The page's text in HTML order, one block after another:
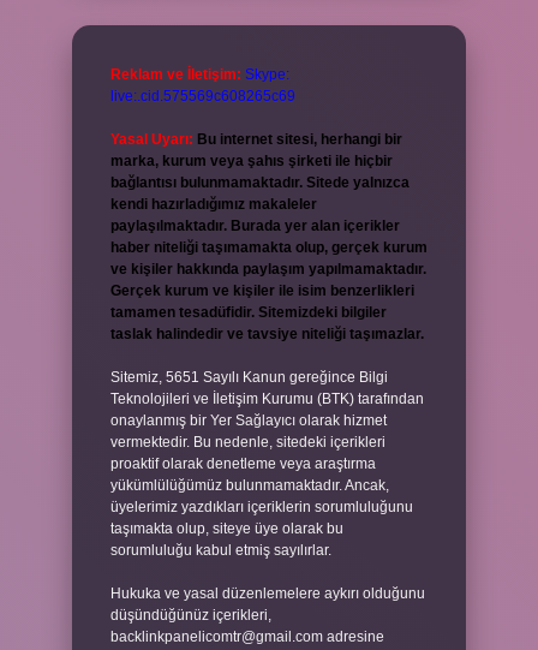
Reklam ve İletişim: Skype:
live:.cid.575569c608265c69
Yasal Uyarı: Bu internet sitesi, herhangi bir
marka, kurum veya şahıs şirketi ile hiçbir
bağlantısı bulunmamaktadır. Sitede yalnızca
kendi hazırladığımız makaleler
paylaşılmaktadır. Burada yer alan içerikler
haber niteliği taşımamakta olup, gerçek kurum
ve kişiler hakkında paylaşım yapılmamaktadır.
Gerçek kurum ve kişiler ile isim benzerlikleri
tamamen tesadüfidir. Sitemizdeki bilgiler
taslak halindedir ve tavsiye niteliği taşımazlar.
Sitemiz, 5651 Sayılı Kanun gereğince Bilgi
Teknolojileri ve İletişim Kurumu (BTK) tarafından
onaylanmış bir Yer Sağlayıcı olarak hizmet
vermektedir. Bu nedenle, sitedeki içerikleri
proaktif olarak denetleme veya araştırma
yükümlülüğümüz bulunmamaktadır. Ancak,
üyelerimiz yazdıkları içeriklerin sorumluluğunu
taşımakta olup, siteye üye olarak bu
sorumluluğu kabul etmiş sayılırlar.
Hukuka ve yasal düzenlemelere aykırı olduğunu
düşündüğünüz içerikleri,
backlinkpanelicomtr@gmail.com adresine